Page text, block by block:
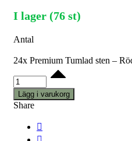
I lager (76 st)
Antal
24x Premium Tumlad sten –
Lägg i varukorg
Share